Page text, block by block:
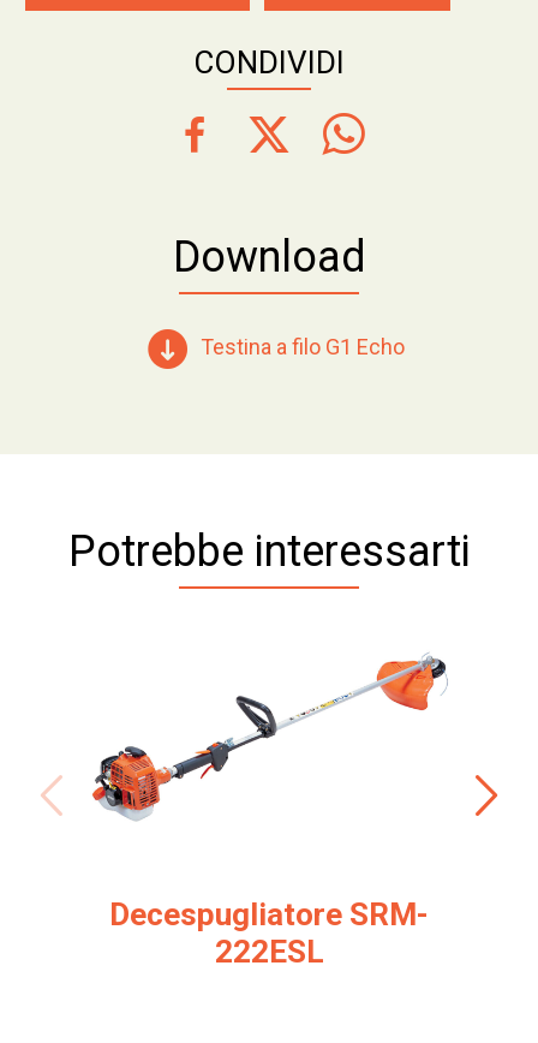
CONDIVIDI
Download
Testina a filo G1 Echo
Potrebbe interessarti
Decespugliatore SRM-
222ESL